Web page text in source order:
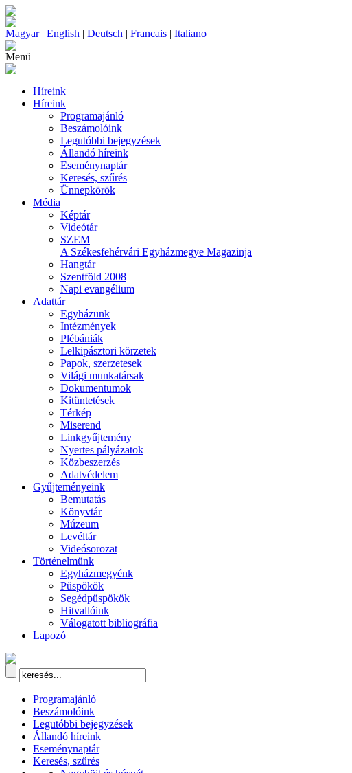
Magyar| English | Deutsch | Francais | Italiano
Menü
Híreink
Híreink
Programajánló
Beszámolóink
Legutóbbi bejegyzések
Állandó híreink
Eseménynaptár
Keresés, szűrés
Ünnepkörök
Média
Képtár
Videótár
SZEM
A Székesfehérvári Egyházmegye Magazinja
Hangtár
Szentföld 2008
Napi evangélium
Adattár
Egyházunk
Intézmények
Plébániák
Lelkipásztori körzetek
Papok, szerzetesek
Világi munkatársak
Dokumentumok
Kitüntetések
Térkép
Miserend
Linkgyűjtemény
Nyertes pályázatok
Közbeszerzés
Adatvédelem
Gyűjteményeink
Bemutatás
Könyvtár
Múzeum
Levéltár
Videósorozat
Történelmünk
Egyházmegyénk
Püspökök
Segédpüspökök
Hitvallóink
Válogatott bibliográfia
Lapozó
Programajánló
Beszámolóink
Legutóbbi bejegyzések
Állandó híreink
Eseménynaptár
Keresés, szűrés